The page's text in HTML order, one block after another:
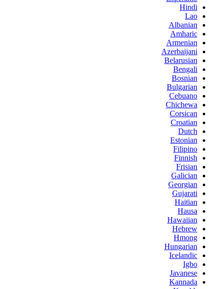
Hindi
Lao
Albanian
Amharic
Armenian
Azerbaijani
Belarusian
Bengali
Bosnian
Bulgarian
Cebuano
Chichewa
Corsican
Croatian
Dutch
Estonian
Filipino
Finnish
Frisian
Galician
Georgian
Gujarati
Haitian
Hausa
Hawaiian
Hebrew
Hmong
Hungarian
Icelandic
Igbo
Javanese
Kannada